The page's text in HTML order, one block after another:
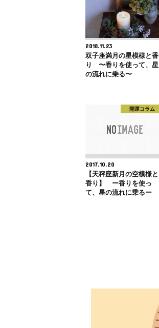
2018.11.23
双子座満月の星模様と香
り 〜香りを使って、星
の流れに乗る〜
開運コラム
2017.10.20
【天秤座新月の空模様と
香り】 ー香りを使っ
て、星の流れに乗るー